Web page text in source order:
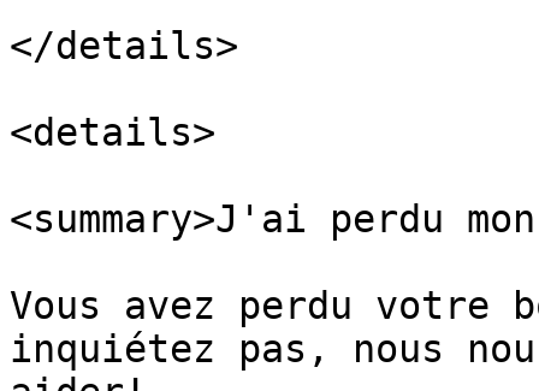
</details>
<details>
<summary>J'ai perdu
Vous avez perdu votre
inquiétez pas, nous